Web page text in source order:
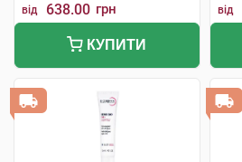
від 638.00 грн
КУПИТИ
від